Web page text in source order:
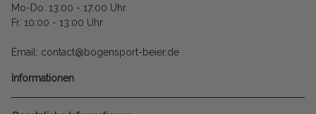
Mo-Do. 13:00 - 17:00 Uhr
Fr. 10:00 - 13:00 Uhr
Email: contact@bogensport-beier.de
Informationen